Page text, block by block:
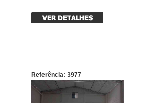
Referência: 3977